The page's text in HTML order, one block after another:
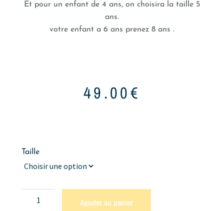
Et pour un enfant de 4 ans, on choisira la taille 5
ans.
votre enfant a 6 ans prenez 8 ans .
49.00€
Taille
Ajouter au panier